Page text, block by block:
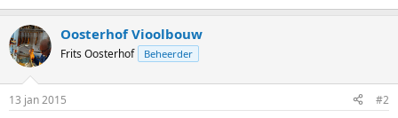
Oosterhof Vioolbouw
Frits Oosterhof Beheerder
13 jan 2015 #2